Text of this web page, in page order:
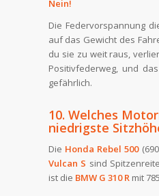
Nein!
Die Federvorspannung
auf das Gewicht des
du sie zu weit raus,
Positivfederweg, und
gefährlich.
10. Welches
niedrigste
Die Honda Rebel 500
Vulcan S sind
ist die BMW G 310 Rmit